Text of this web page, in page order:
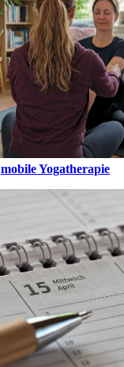
mobile Yogatherapie